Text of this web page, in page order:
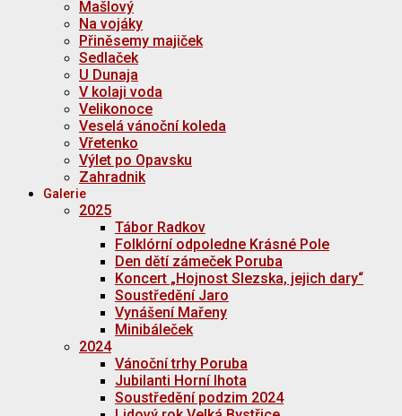
Mašlový
Na vojáky
Přiněsemy majiček
Sedlaček
U Dunaja
V kolaji voda
Velikonoce
Veselá vánoční koleda
Vřetenko
Výlet po Opavsku
Zahradnik
Galerie
2025
Tábor Radkov
Folklórní odpoledne Krásné Pole
Den dětí zámeček Poruba
Koncert „Hojnost Slezska, jejich dary“
Soustředění Jaro
Vynášení Mařeny
Minibáleček
2024
Vánoční trhy Poruba
Jubilanti Horní lhota
Soustředění podzim 2024